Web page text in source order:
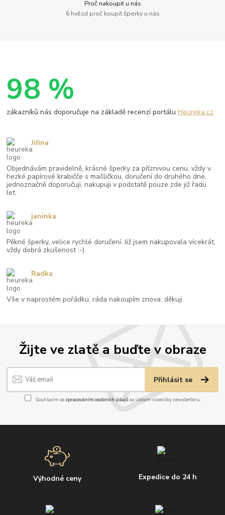
Proč nakoupit u nás
6 hvězd proč koupit šperky u nás
Žijte ve zlatě a buďte v obraze
Přihlásit se
Souhlasím se zpracováním osobních údajůza účelem rozesílky newsletteru.
Výhodné ceny Expedice do 24 h
98 %
zákazníků nás doporučuje na základě recenzí portáluHeureka.cz
Objednávám pravidelně, krásné šperky za příznivou cenu, vždy v
hezké papírové krabičče s mašličkou, doručení do druhého dne,
jednoznačně doporučuji, nakupuji v podstatě pouze zde již řadu
let.
Jiřina
Pěkné šperky, velice rychlé doručení. Již jsem nakupovala vícekrát,
vždy dobrá zkušenost :-)
janinka
Vše v naprostém pořádku, ráda nakoupím znova. děkuji
Radka